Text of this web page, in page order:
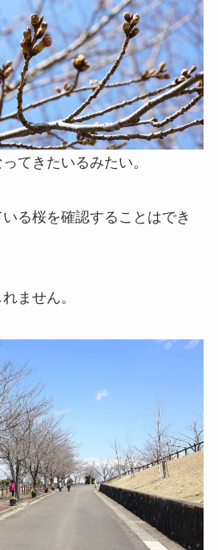
てきたいるみたい。
る桜を確認することはでき
ません。